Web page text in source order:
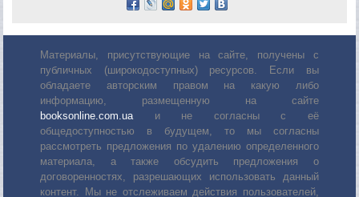
Материалы, присутствующие на сайте, получены с
публичных (широкодоступных) ресурсов. Если вы
обладаете авторским правом на какую либо
информацию, размещенную на сайте
booksonline.com.uaи не согласны с её
общедоступностью в будущем, то мы согласны
рассмотреть предложения по удалению определенного
материала, а также обсудить предложения о
договоренностях, разрешающих использовать данный
контент. Мы не отслеживаем действия пользователей,